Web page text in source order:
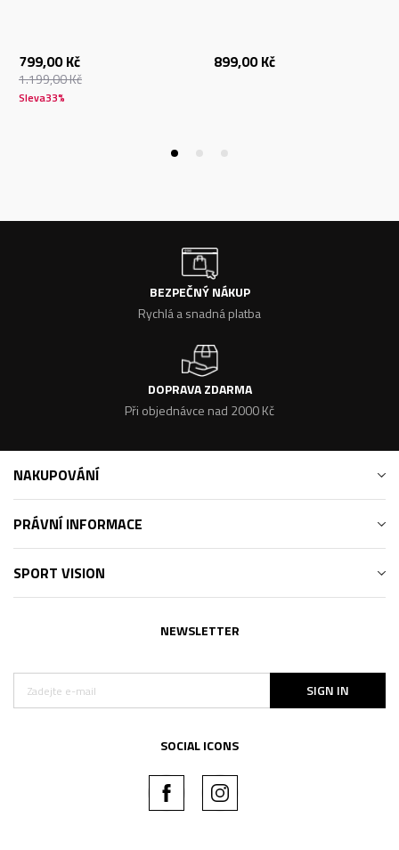
799,00 Kč
1.199,00Kč
Sleva33%
899,00 Kč
BEZPEČNÝ NÁKUP
Rychlá a snadná platba
DOPRAVA ZDARMA
Při objednávce nad 2000 Kč
NAKUPOVÁNÍ
PRÁVNÍ INFORMACE
SPORT VISION
NEWSLETTER
SIGN IN
SOCIAL ICONS